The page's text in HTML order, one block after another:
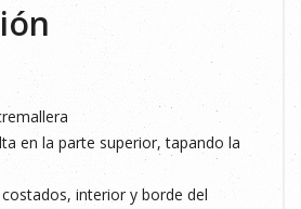
en la parte superior, tapando la
interior y borde del